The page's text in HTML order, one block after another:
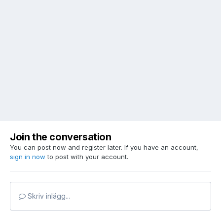
Join the conversation
You can post now and register later. If you have an account,
sign in now to post with your account.
Skriv inlägg...